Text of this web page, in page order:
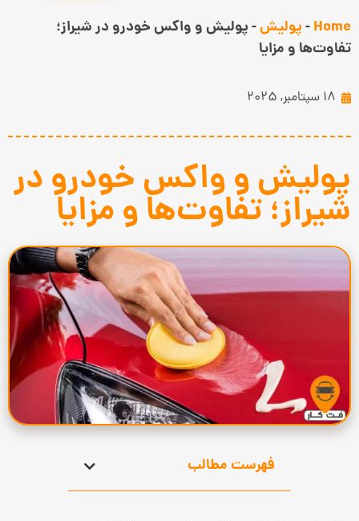
Home
-پولیش-پولیش و واکس خودرو در شیراز؛
تفاوت‌ها و مزایا
18 سپتامبر, 2025
پولیش و واکس خودرو در
شیراز؛ تفاوت‌ها و مزایا
فهرست مطالب